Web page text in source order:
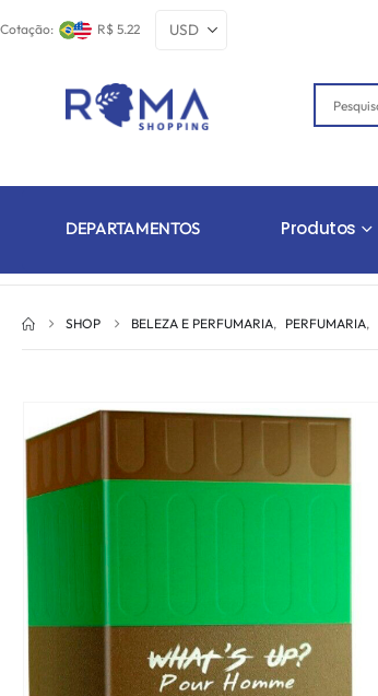
Cotação: R$ 5.22
DEPARTAMENTOS Produtos
SHOP BELEZA E PERFUMARIA, PERFUMARIA,